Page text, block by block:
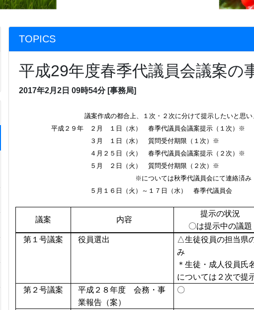
TOPICS
平成29年度春季代議員会議案の
2017年2月2日 09時54分 [事務局]
議案作成の都合上、１次・２次に分けて提示したいと思い
平成２９年 ２月 １日（水） 春季代議員会議案提示（１次）※
３月 １日（水） 質問受付期限（１次）※
４月２５日（火） 春季代議員会議案提示（２次）※
５月 ２日（火） 質問受付期限（２次）※
※については秋季代議員会にて連絡済み
５月１６日（火）～１７日（水） 春季代議員会
議案 内容
提示の状況
〇は提示中の議題
第１号議案
役員選出
△生徒役員の担当県
み
＊生徒・成人役員氏
については２次で提
第２号議案
平成２８年度 会務・事
業報告（案）
〇